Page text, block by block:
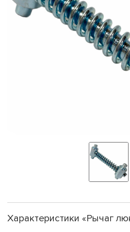
Характеристики «Рычаг